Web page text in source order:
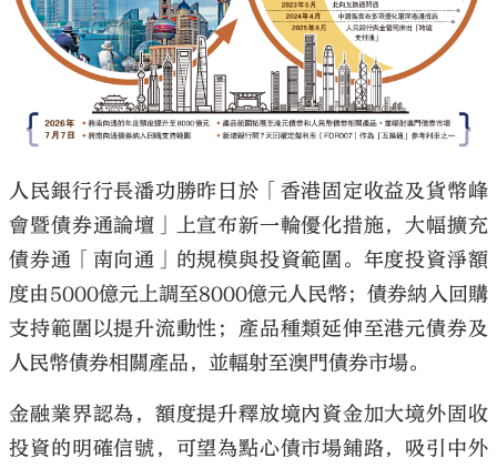
大公文匯
人民銀行行長潘功勝昨日於「香港固定收益及貨幣峰
會暨債券通論壇」上宣布新一輪優化措施，大幅擴充
債券通「南向通」的規模與投資範圍。年度投資淨額
度由5000億元上調至8000億元人民幣；債券納入回購
支持範圍以提升流動性；產品種類延伸至港元債券及
人民幣債券相關產品，並輻射至澳門債券市場。
金融業界認為，額度提升釋放境內資金加大境外固收
投資的明確信號，可望為點心債市場鋪路，吸引中外